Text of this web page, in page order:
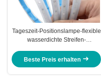
Tageszeit-Positionslampe-flexible
wasserdichte Streifen-
Auto-LED
Beste Preis erhalten